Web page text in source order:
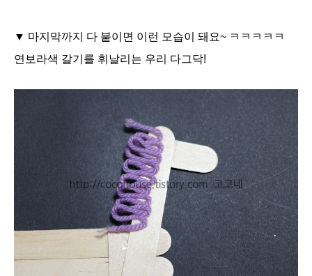
▼ 마지막까지 다 붙이면 이런 모습이 돼요~ ㅋㅋㅋㅋㅋ
연보라색 갈기를 휘날리는 우리 다그닥!